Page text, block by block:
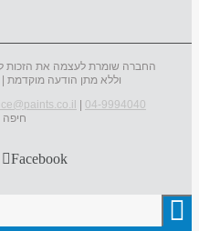
החברה שומרת לעצמה את הזכות
וללא מתן הודעה מוקדמת |
04-9994040
חיפה 3133801
Facebook